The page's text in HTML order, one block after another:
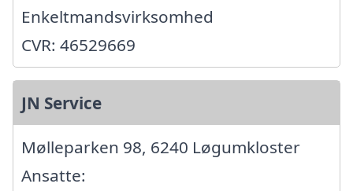
Enkeltmandsvirksomhed
CVR: 46529669
JN Service
Mølleparken 98, 6240 Løgumkloster
Ansatte: